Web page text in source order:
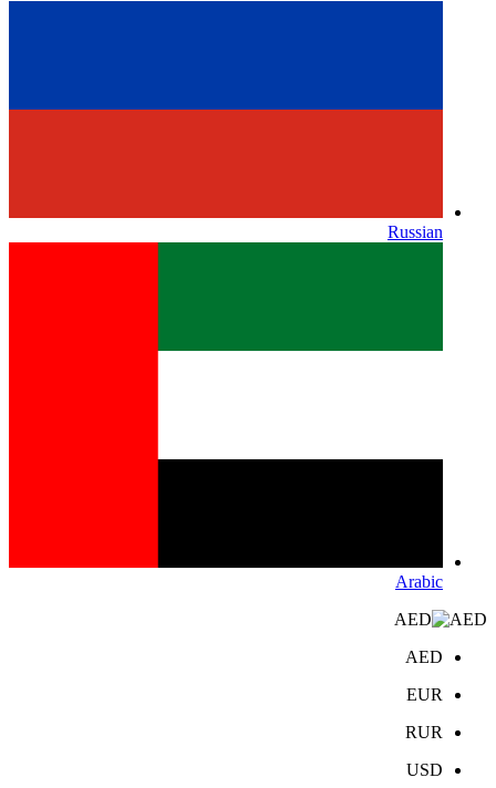
Russian
Arabic
AED
AED
EUR
RUR
USD